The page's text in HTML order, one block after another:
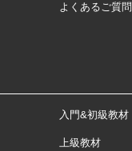
よくあるご質問
入門&初級教材
上級教材